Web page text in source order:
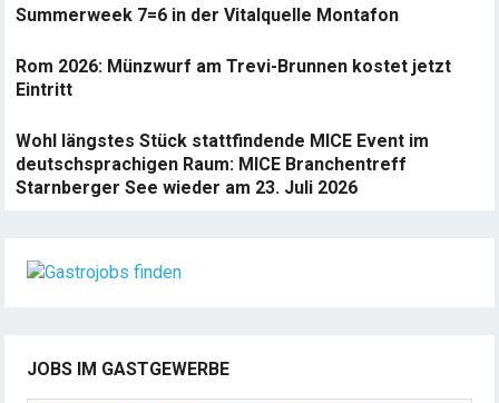
Summerweek 7=6 in der Vitalquelle Montafon
Rom 2026: Münzwurf am Trevi-Brunnen kostet jetzt
Eintritt
Wohl längstes Stück stattfindende MICE Event im
deutschsprachigen Raum: MICE Branchentreff
Starnberger See wieder am 23. Juli 2026
JOBS IM GASTGEWERBE